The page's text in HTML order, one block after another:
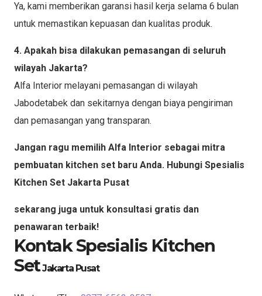
Ya, kami memberikan garansi hasil kerja selama 6 bulan
untuk memastikan kepuasan dan kualitas produk.
4. Apakah bisa dilakukan pemasangan di seluruh
wilayah Jakarta?
Alfa Interior melayani pemasangan di wilayah
Jabodetabek dan sekitarnya dengan biaya pengiriman
dan pemasangan yang transparan.
Jangan ragu memilih Alfa Interior sebagai mitra
pembuatan kitchen set baru Anda. Hubungi Spesialis
Kitchen Set Jakarta Pusat
sekarang juga untuk konsultasi gratis dan
penawaran terbaik!
Kontak Spesialis Kitchen
SetJakarta Pusat